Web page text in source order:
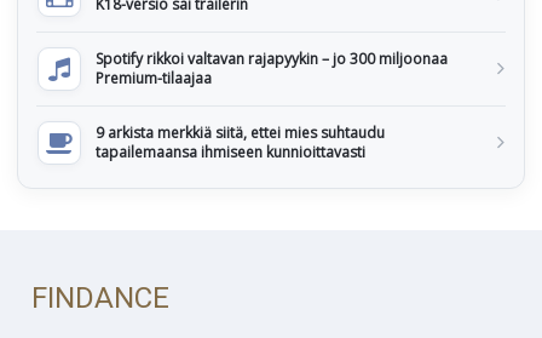
Spotify rikkoi valtavan rajapyykin – jo 300 miljoonaa
Premium-tilaajaa
9 arkista merkkiä siitä, ettei mies suhtaudu
tapailemaansa ihmiseen kunnioittavasti
FINDANCE